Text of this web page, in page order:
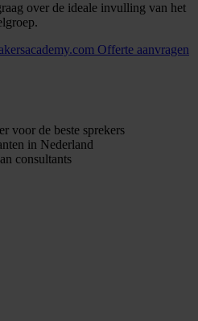
over de ideale invulling van het
Offerte aanvragen
voor de beste sprekers
in Nederland
consultants